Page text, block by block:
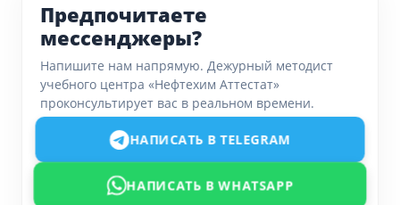
Предпочитаете
мессенджеры?
Напишите нам напрямую. Дежурный методист
учебного центра «Нефтехим Аттестат»
проконсультирует вас в реальном времени.
НАПИСАТЬ В TELEGRAM
НАПИСАТЬ В WHATSAPP